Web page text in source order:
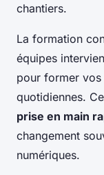
chantiers.
La formation
équipes
pour former vos
quotidiennes.
prise en main
changement
numériques.